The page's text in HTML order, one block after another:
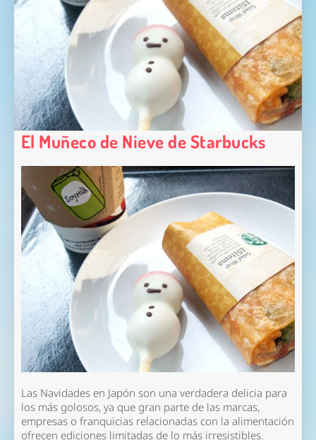
El Muñeco de Nieve de Starbucks
Las Navidades en Japón son una verdadera delicia para
los más golosos, ya que gran parte de las marcas,
empresas o franquicias relacionadas con la alimentación
ofrecen ediciones limitadas de lo más irresistibles.